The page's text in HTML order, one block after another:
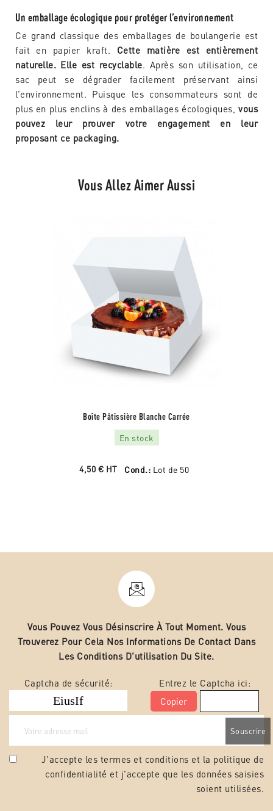
Un emballage écologique pour protéger l’environnement
Ce grand classique des emballages de boulangerie est
fait en papier kraft. Cette matière est entièrement
naturelle. Elle est recyclable. Après son utilisation, ce
sac peut se dégrader facilement préservant ainsi
l’environnement. Puisque les consommateurs sont de
plus en plus enclins à des emballages écologiques, vous
pouvez leur prouver votre engagement en leur
proposant ce packaging.
Vous Allez Aimer Aussi
Boîte Pâtissière Blanche Carrée
En stock
4,50 € HT Cond.: Lot de 50
Vous Pouvez Vous Désinscrire À Tout Moment. Vous
Trouverez Pour Cela Nos Informations De Contact Dans
Les Conditions D'utilisation Du Site.
Captcha de sécurité:
Entrez le Captcha ici:
Copier
J'accepte les termes et conditions et la politique de
confidentialité et j'accepte que les données saisies
soient utilisées.